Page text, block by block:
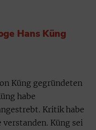
Hans Küng
Küng gegründeten
habe
Kritik habe
verstanden. Küng sei